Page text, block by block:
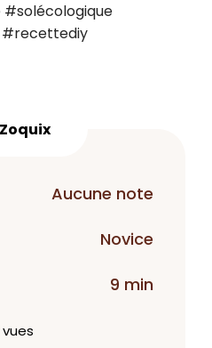
Zoquix
Aucune note
Novice
9 min
vues